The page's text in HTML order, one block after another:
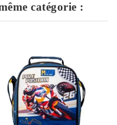
catégorie :